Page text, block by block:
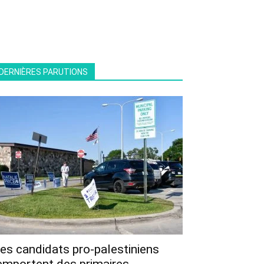
PARUTIONS
candidats pro-palestiniens